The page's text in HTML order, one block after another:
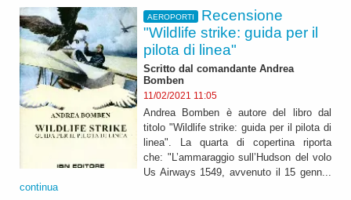
AEROPORTI
Recensione
"Wildlife strike: guida per il
pilota di linea"
Scritto dal comandante Andrea
Bomben
11/02/2021 11:05
Andrea Bomben è autore del libro dal
titolo "Wildlife strike: guida per il pilota di
linea". La quarta di copertina riporta
che: "L’ammaraggio sull’Hudson del volo
Us Airways 1549, avvenuto il 15 genn...
continua